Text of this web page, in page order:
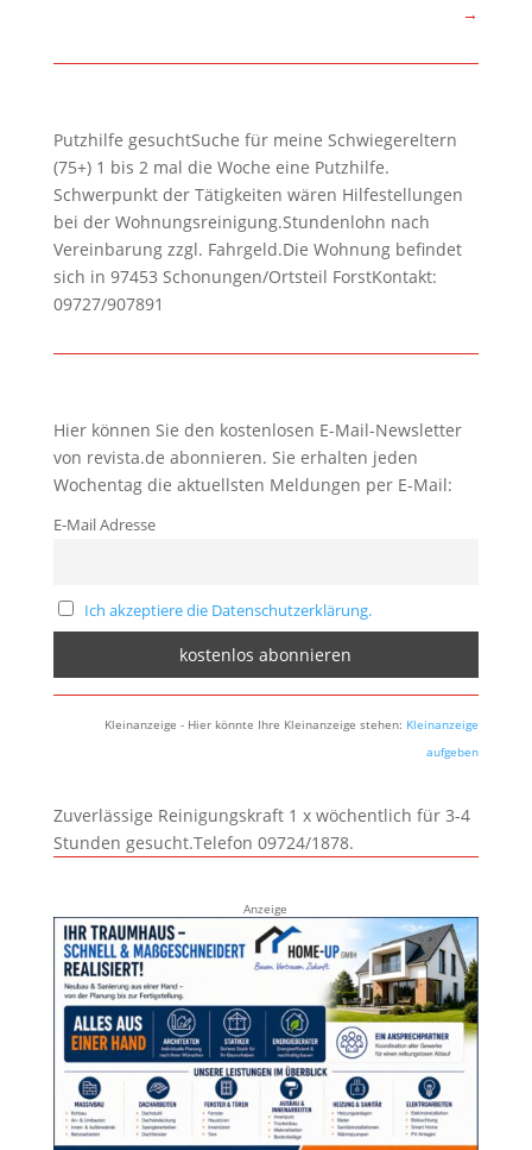
→
Putzhilfe gesuchtSuche für meine Schwiegereltern
(75+) 1 bis 2 mal die Woche eine Putzhilfe.
Schwerpunkt der Tätigkeiten wären Hilfestellungen
bei der Wohnungsreinigung.Stundenlohn nach
Vereinbarung zzgl. Fahrgeld.Die Wohnung befindet
sich in 97453 Schonungen/Ortsteil ForstKontakt:
09727/907891
Hier können Sie den kostenlosen E-Mail-Newsletter
von revista.de abonnieren. Sie erhalten jeden
Wochentag die aktuellsten Meldungen per E-Mail:
E-Mail Adresse
Ich akzeptiere die Datenschutzerklärung.
Kleinanzeige - Hier könnte Ihre Kleinanzeige stehen: Kleinanzeige
aufgeben
Zuverlässige Reinigungskraft 1 x wöchentlich für 3-4
Stunden gesucht.Telefon 09724/1878.
Anzeige